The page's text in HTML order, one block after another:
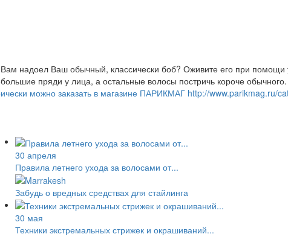
Вам надоел Ваш обычный, классически боб? Оживите его при помощи
пряди у лица, а остальные волосы постричь короче
можно заказать в магазине ПАРИКМАГ http://www.parikmag.ru/
30 апреля
Правила летнего ухода за волосами от...
Забудь о вредных средствах для стайлинга
30 мая
Техники экстремальных стрижек и окрашиваний...